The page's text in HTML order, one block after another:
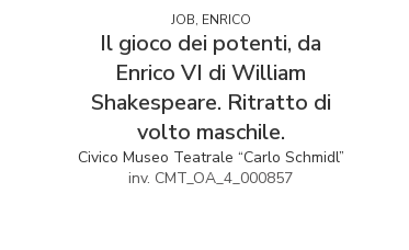
JOB, ENRICO
Il gioco dei potenti, da
Enrico VI di William
Shakespeare. Ritratto di
volto maschile.
Civico Museo Teatrale “Carlo Schmidl”
inv. CMT_OA_4_000857